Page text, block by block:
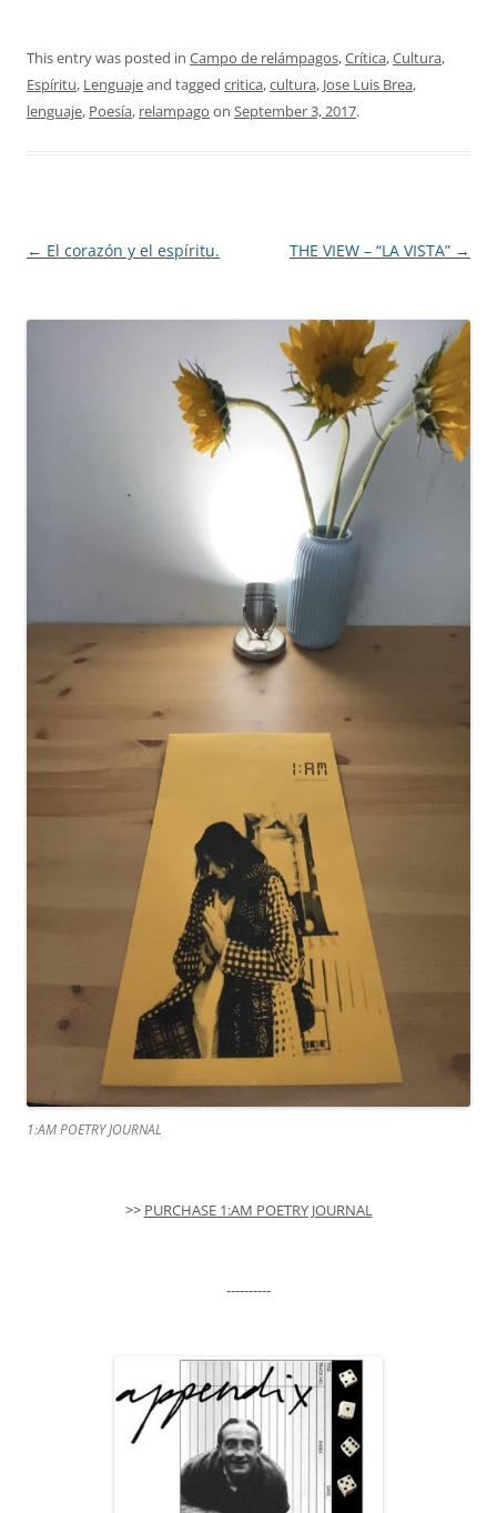
This entry was posted in Campo de relámpagos,Crítica,Cultura,
Espíritu, Lenguajeand tagged critica,cultura, Jose Luis Brea,
lenguaje, Poesía, relampago on September 3, 2017.
Post navigation
← El corazón y el espíritu. THE VIEW – “LA VISTA” →
1:AM POETRY JOURNAL
>> PURCHASE 1:AM POETRY JOURNAL
----------